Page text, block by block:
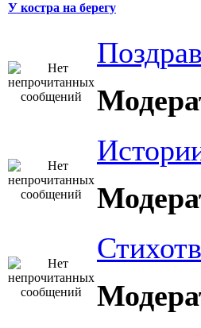
У костра на берегу